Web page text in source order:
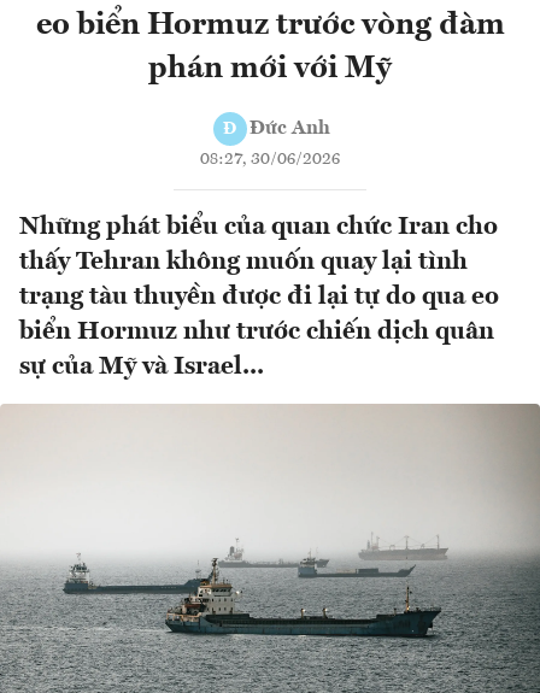
eo biển Hormuz trước vòng đàm
phán mới với Mỹ
Đ Đức Anh
08:27, 30/06/2026
Những phát biểu của quan chức Iran cho
thấy Tehran không muốn quay lại tình
trạng tàu thuyền được đi lại tự do qua eo
biển Hormuz như trước chiến dịch quân
sự của Mỹ và Israel...